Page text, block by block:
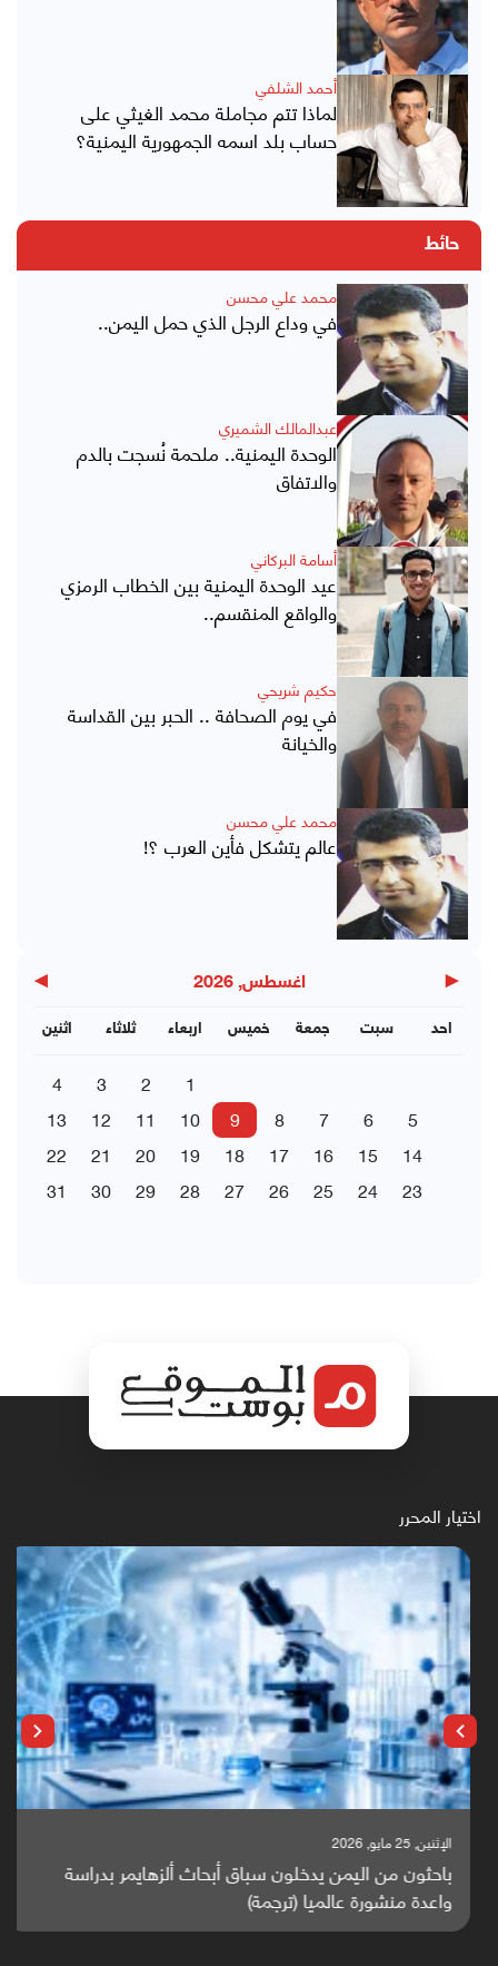
أحمد الشلفي
لماذا تتم مجاملة محمد الغيثي على
حساب بلد اسمه الجمهورية اليمنية؟
حائط
محمد علي محسن
في وداع الرجل الذي حمل اليمن..
عبدالمالك الشميري
الوحدة اليمنية.. ملحمة نُسجت بالدم
والاتفاق
أسامة البركاني
عيد الوحدة اليمنية بين الخطاب الرمزي
والواقع المنقسم..
حكيم شريحي
في يوم الصحافة .. الحبر بين القداسة
والخيانة
محمد علي محسن
عالم يتشكل فأين العرب ؟!
◀ اغسطس, 2026 ▶
اثنين ثلاثاء اربعاء خميس جمعة سبت احد
1
2
3
4
5
6
7
8
9
10
11
12
13
14
15
16
17
18
19
20
21
22
23
24
25
26
27
28
29
30
31
اختيار المحرر
الإثنين, 25 مايو, 2026
باحثون من اليمن يدخلون سباق أبحاث ألزهايمر بدراسة
واعدة منشورة عالميا (ترجمة)